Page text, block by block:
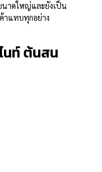
าดใหญ่และยังเป็น
าแทบทุกอย่าง
นท์ ต้นสน